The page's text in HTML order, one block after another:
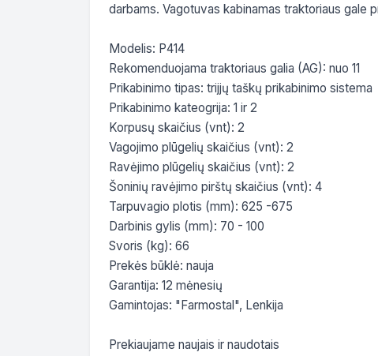
darbams. Vagotuvas kabinamas traktoriaus gale
Modelis: P414
Rekomenduojama traktoriaus galia (AG): nuo 11
Prikabinimo tipas: trijjų taškų prikabinimo sistema
Prikabinimo kateogrija: 1 ir 2
Korpusų skaičius (vnt): 2
Vagojimo plūgelių skaičius (vnt): 2
Ravėjimo plūgelių skaičius (vnt): 2
Šoninių ravėjimo pirštų skaičius (vnt): 4
Tarpuvagio plotis (mm): 625 -675
Darbinis gylis (mm): 70 - 100
Svoris (kg): 66
Prekės būklė: nauja
Garantija: 12 mėnesių
Gamintojas: "Farmostal", Lenkija
Prekiaujame naujais ir naudotais